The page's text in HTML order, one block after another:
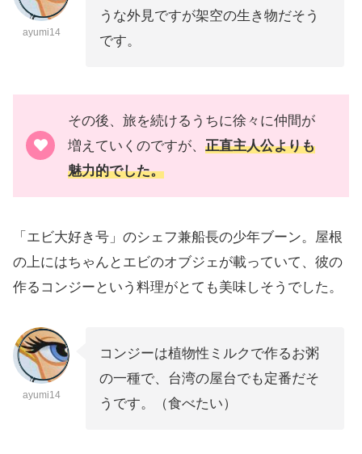
ayumi14
うな外見ですが架空の生き物だそう
です。
その後、旅を続けるうちに徐々に仲間が
増えていくのですが、 正直主人公よりも
魅力的でした。
「エビ大好き号」のシェフ兼船長の少年ブーン。屋根
の上にはちゃんとエビのオブジェが載っていて、彼の
作るコンジーという料理がとても美味しそうでした。
ayumi14
コンジーは植物性ミルクで作るお粥
の一種で、台湾の屋台でも定番だそ
うです。（食べたい）